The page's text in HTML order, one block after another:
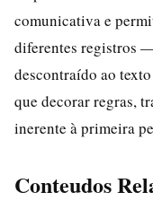
comunicativa e
diferentes registros
descontraído ao
que decorar regras,
inerente à primeira
Conteudos